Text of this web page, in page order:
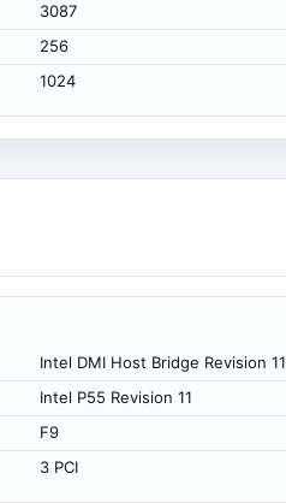
3087
256
1024
Intel DMI Host Bridge Revision 11
Intel P55 Revision 11
F9
3 PCI